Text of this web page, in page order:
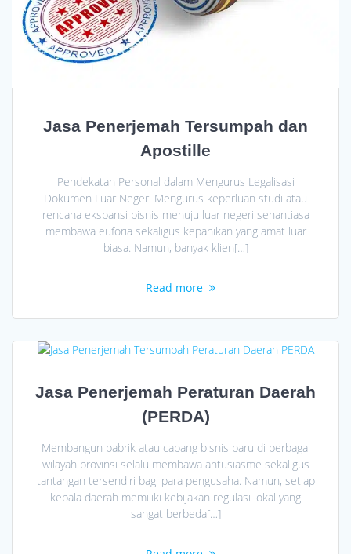
Jasa Penerjemah Tersumpah dan
Apostille
Pendekatan Personal dalam Mengurus Legalisasi
Dokumen Luar Negeri Mengurus keperluan studi atau
rencana ekspansi bisnis menuju luar negeri senantiasa
membawa euforia sekaligus kepanikan yang amat luar
biasa. Namun, banyak klien[…]
Read more
Jasa Penerjemah Peraturan Daerah
(PERDA)
Membangun pabrik atau cabang bisnis baru di berbagai
wilayah provinsi selalu membawa antusiasme sekaligus
tantangan tersendiri bagi para pengusaha. Namun, setiap
kepala daerah memiliki kebijakan regulasi lokal yang
sangat berbeda[…]